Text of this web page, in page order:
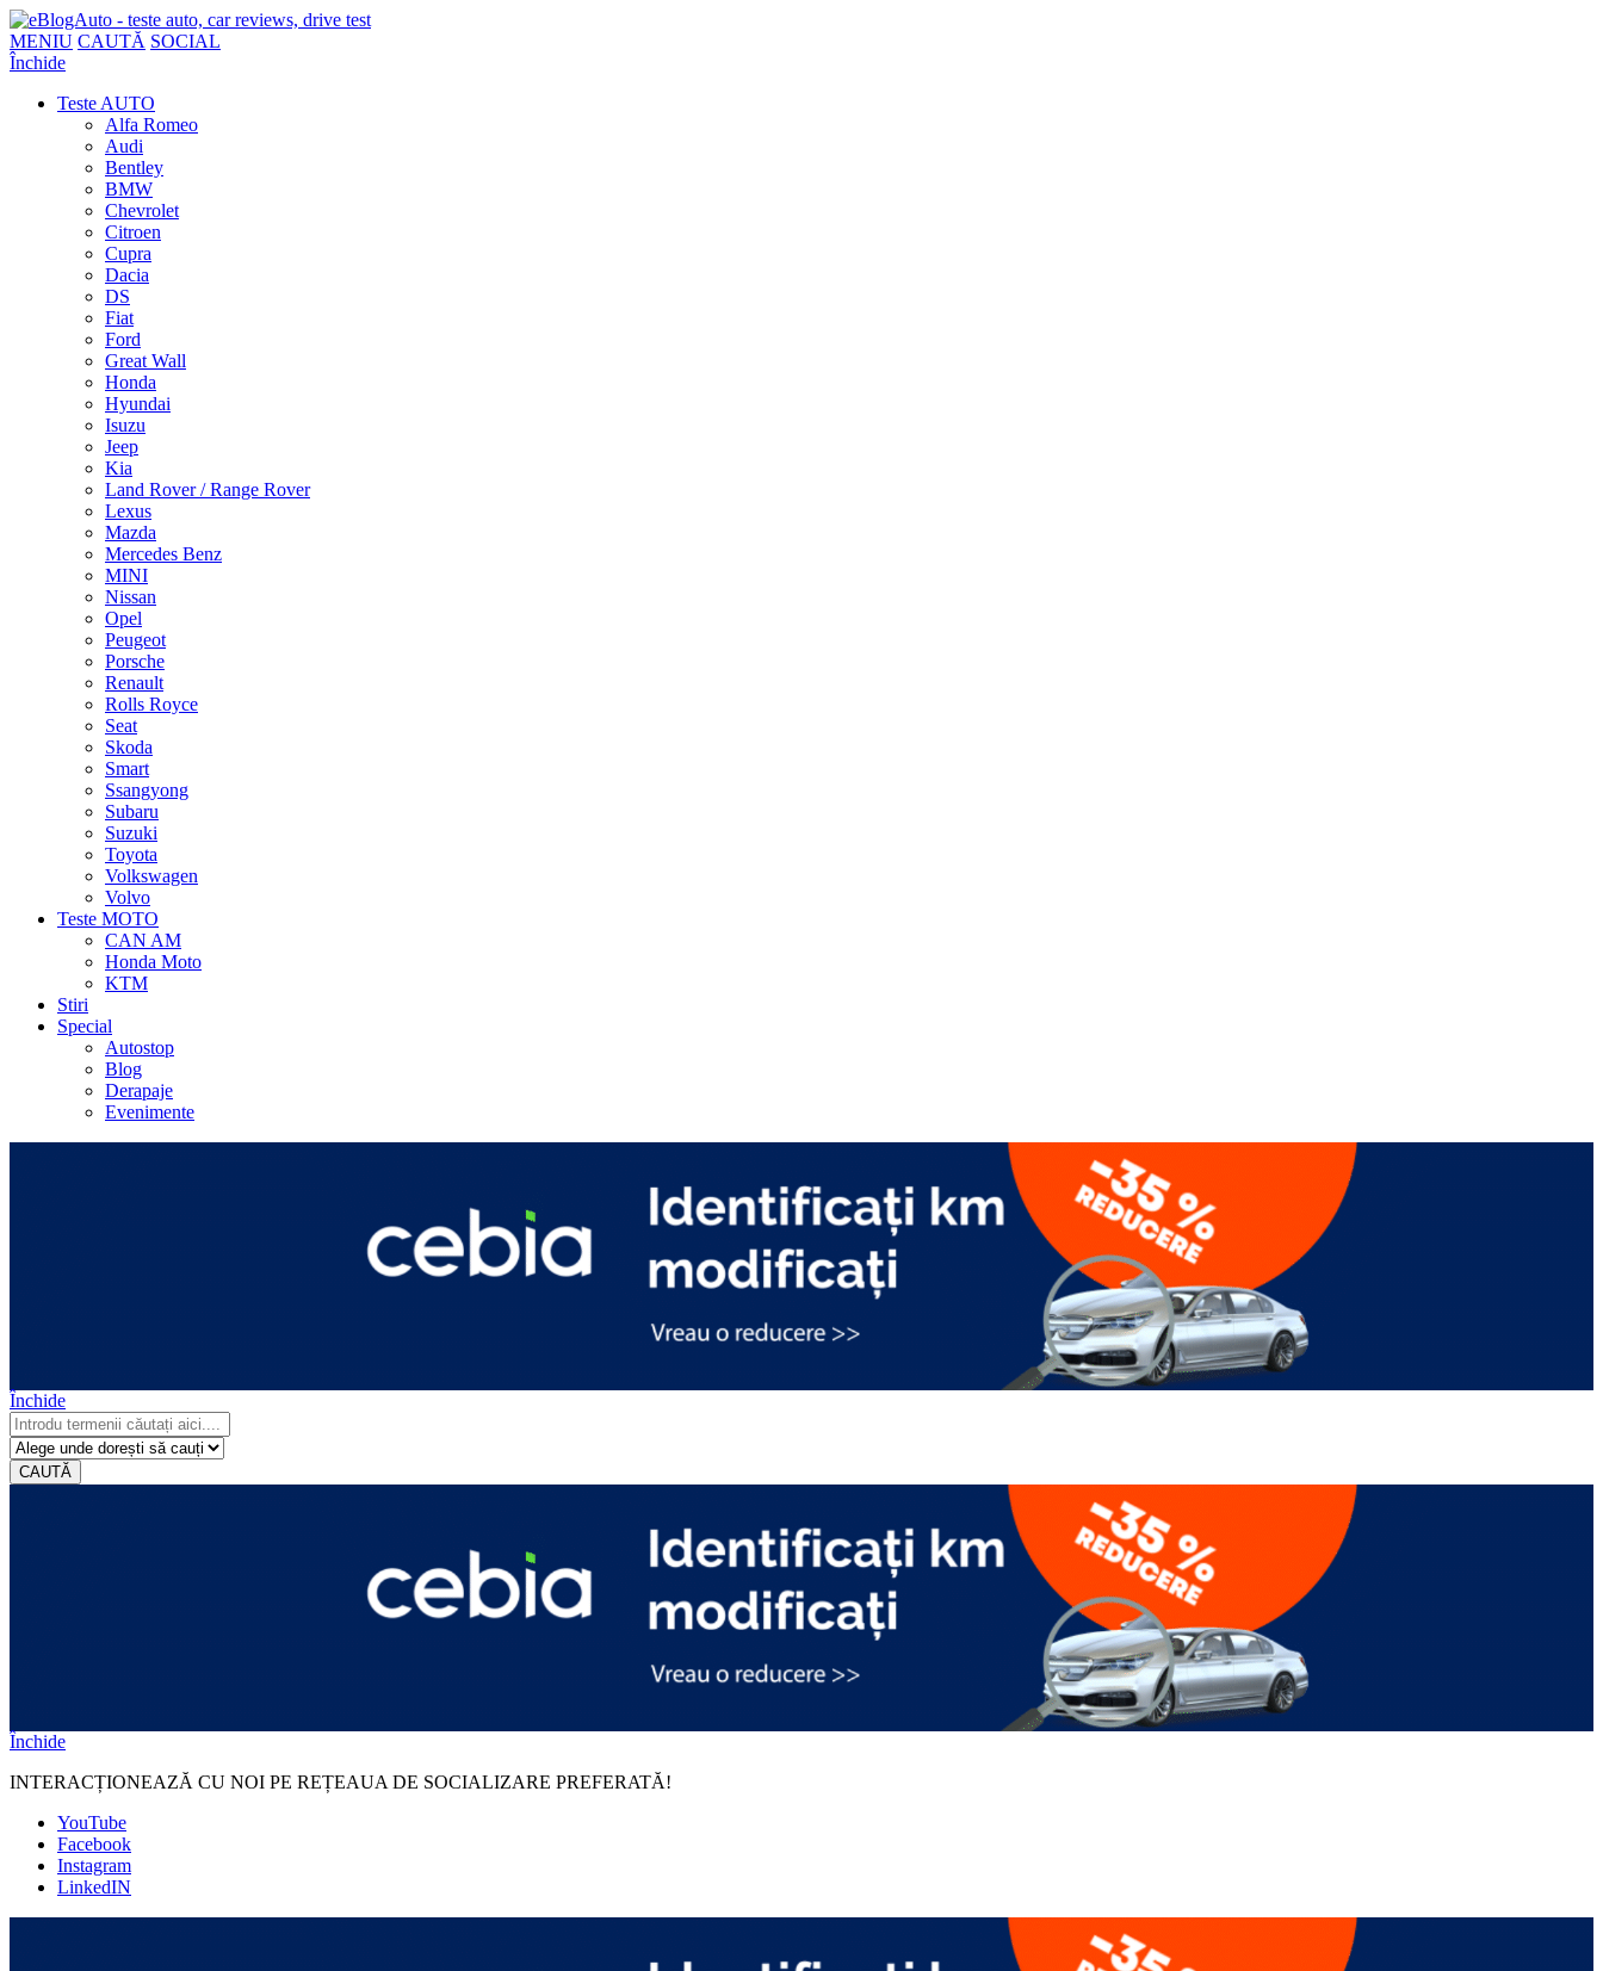
MENIU CAUTĂ SOCIAL
Închide
Teste AUTO
Alfa Romeo
Audi
Bentley
BMW
Chevrolet
Citroen
Cupra
Dacia
DS
Fiat
Ford
Great Wall
Honda
Hyundai
Isuzu
Jeep
Kia
Land Rover / Range Rover
Lexus
Mazda
Mercedes Benz
MINI
Nissan
Opel
Peugeot
Porsche
Renault
Rolls Royce
Seat
Skoda
Smart
Ssangyong
Subaru
Suzuki
Toyota
Volkswagen
Volvo
Teste MOTO
CAN AM
Honda Moto
KTM
Stiri
Special
Autostop
Blog
Derapaje
Evenimente
Închide
CAUTĂ
Închide
INTERACȚIONEAZĂ CU NOI PE REȚEAUA DE SOCIALIZARE PREFERATĂ!
YouTube
Facebook
Instagram
LinkedIN